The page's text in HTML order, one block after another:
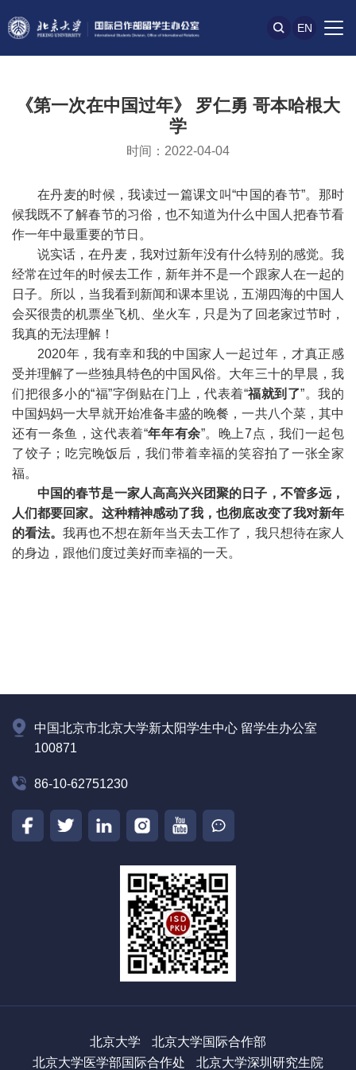
EN
《第一次在中国过年》 罗仁勇 哥本哈根大
学
时间：2022-04-04
在丹麦的时候，我读过一篇课文叫“中国的春节”。那时
候我既不了解春节的习俗，也不知道为什么中国人把春节看
作一年中最重要的节日。
说实话，在丹麦，我对过新年没有什么特别的感觉。我
经常在过年的时候去工作，新年并不是一个跟家人在一起的
日子。所以，当我看到新闻和课本里说，五湖四海的中国人
会买很贵的机票坐飞机、坐火车，只是为了回老家过节时，
我真的无法理解！
2020年，我有幸和我的中国家人一起过年，才真正感
受并理解了一些独具特色的中国风俗。大年三十的早晨，我
们把很多小的“福”字倒贴在门上，代表着“福就到了”。我的
中国妈妈一大早就开始准备丰盛的晚餐，一共八个菜，其中
还有一条鱼，这代表着“年年有余”。晚上7点，我们一起包
了饺子；吃完晚饭后，我们带着幸福的笑容拍了一张全家
福。
中国的春节是一家人高高兴兴团聚的日子，不管多远，
人们都要回家。这种精神感动了我，也彻底改变了我对新年
的看法。我再也不想在新年当天去工作了，我只想待在家人
的身边，跟他们度过美好而幸福的一天。
中国北京市北京大学新太阳学生中心 留学生办公室
100871
86-10-62751230
北京大学
北京大学国际合作部
北京大学医学部国际合作处
北京大学深圳研究生院